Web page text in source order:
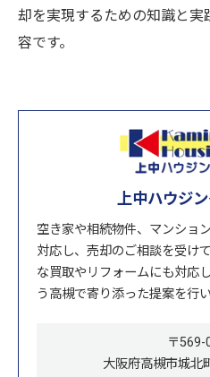
却を実現するための知識と
容です。
上中ハウジ
空き家や相続物件、マンショ
対応し、売却のご相談を受け
な買取やリフォームにも対応
う高槻で寄り添った提案を行い
〒569-
大阪府高槻市城北